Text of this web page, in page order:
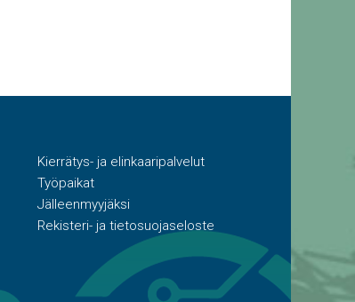
Kierrätys- ja elinkaaripalvelut
Työpaikat
Jälleenmyyjäksi
Rekisteri- ja tietosuojaseloste